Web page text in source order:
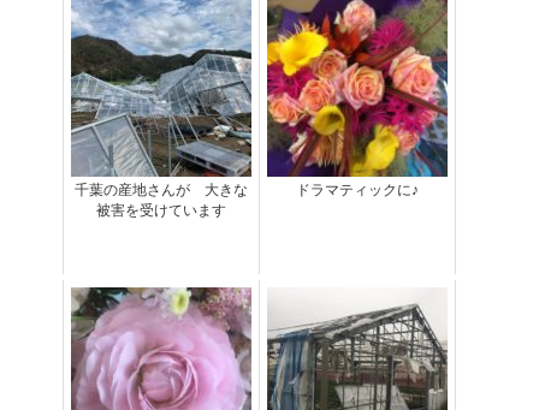
千葉の産地さんが 大きな
被害を受けています
ドラマティックに♪